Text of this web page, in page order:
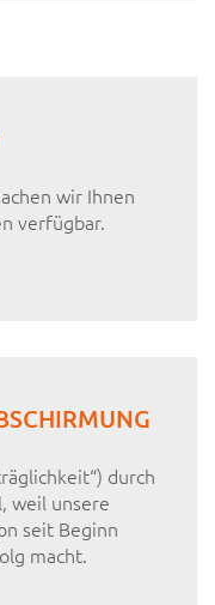
wir Ihnen
verfügbar.
durch
weil unsere
seit Beginn
macht.